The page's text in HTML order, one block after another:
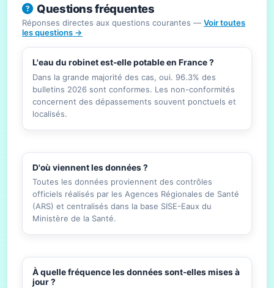
Questions fréquentes
Réponses directes aux questions courantes — Voir toutes
les questions →
L'eau du robinet est-elle potable en France ?
Dans la grande majorité des cas, oui. 96.3% des
bulletins 2026 sont conformes. Les non-conformités
concernent des dépassements souvent ponctuels et
localisés.
D'où viennent les données ?
Toutes les données proviennent des contrôles
officiels réalisés par les Agences Régionales de Santé
(ARS) et centralisés dans la base SISE-Eaux du
Ministère de la Santé.
À quelle fréquence les données sont-elles mises à
jour ?